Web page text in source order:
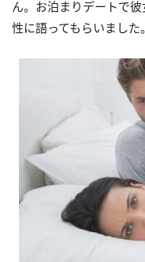
ん。お泊まりデートで
性に語ってもらいました。